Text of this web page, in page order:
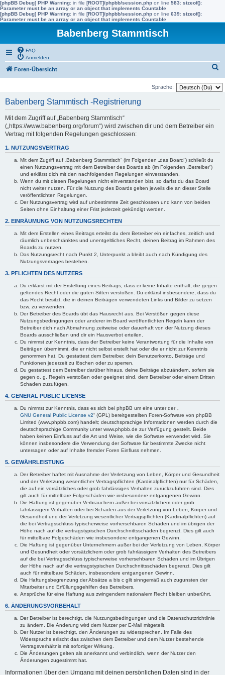
[phpBB Debug] PHP Warning: in file [ROOT]/phpbb/session.php on line 583: sizeof():
Parameter must be an array or an object that implements Countable
[phpBB Debug] PHP Warning: in file [ROOT]/phpbb/session.php on line 639: sizeof():
Parameter must be an array or an object that implements Countable
Babenberg Stammtisch
FAQ
Anmelden
Foren-Übersicht
c
Sprache:
Babenberg Stammtisch -Registrierung
Mit dem Zugriff auf „Babenberg Stammtisch“
(„https://www.babenberg.org/forum“) wird zwischen dir und dem Betreiber ein
Vertrag mit folgenden Regelungen geschlossen:
1. NUTZUNGSVERTRAG
Mit dem Zugriff auf „Babenberg Stammtisch“ (im Folgenden „das Board“) schließt du
einen Nutzungsvertrag mit dem Betreiber des Boards ab (im Folgenden „Betreiber“)
und erklärst dich mit den nachfolgenden Regelungen einverstanden.
Wenn du mit diesen Regelungen nicht einverstanden bist, so darfst du das Board
nicht weiter nutzen. Für die Nutzung des Boards gelten jeweils die an dieser Stelle
veröffentlichten Regelungen.
Der Nutzungsvertrag wird auf unbestimmte Zeit geschlossen und kann von beiden
Seiten ohne Einhaltung einer Frist jederzeit gekündigt werden.
2. EINRÄUMUNG VON NUTZUNGSRECHTEN
Mit dem Erstellen eines Beitrags erteilst du dem Betreiber ein einfaches, zeitlich und
räumlich unbeschränktes und unentgeltliches Recht, deinen Beitrag im Rahmen des
Boards zu nutzen.
Das Nutzungsrecht nach Punkt 2, Unterpunkt a bleibt auch nach Kündigung des
Nutzungsvertrages bestehen.
3. PFLICHTEN DES NUTZERS
Du erklärst mit der Erstellung eines Beitrags, dass er keine Inhalte enthält, die gegen
geltendes Recht oder die guten Sitten verstoßen. Du erklärst insbesondere, dass du
das Recht besitzt, die in deinen Beiträgen verwendeten Links und Bilder zu setzen
bzw. zu verwenden.
Der Betreiber des Boards übt das Hausrecht aus. Bei Verstößen gegen diese
Nutzungsbedingungen oder anderer im Board veröffentlichten Regeln kann der
Betreiber dich nach Abmahnung zeitweise oder dauerhaft von der Nutzung dieses
Boards ausschließen und dir ein Hausverbot erteilen.
Du nimmst zur Kenntnis, dass der Betreiber keine Verantwortung für die Inhalte von
Beiträgen übernimmt, die er nicht selbst erstellt hat oder die er nicht zur Kenntnis
genommen hat. Du gestattest dem Betreiber, dein Benutzerkonto, Beiträge und
Funktionen jederzeit zu löschen oder zu sperren.
Du gestattest dem Betreiber darüber hinaus, deine Beiträge abzuändern, sofern sie
gegen o. g. Regeln verstoßen oder geeignet sind, dem Betreiber oder einem Dritten
Schaden zuzufügen.
4. GENERAL PUBLIC LICENSE
Du nimmst zur Kenntnis, dass es sich bei phpBB um eine unter der „
GNU General Public License v2“ (GPL) bereitgestellten Foren-Software von phpBB
Limited (www.phpbb.com) handelt; deutschsprachige Informationen werden durch die
deutschsprachige Community unter www.phpbb.de zur Verfügung gestellt. Beide
haben keinen Einfluss auf die Art und Weise, wie die Software verwendet wird. Sie
können insbesondere die Verwendung der Software für bestimmte Zwecke nicht
untersagen oder auf Inhalte fremder Foren Einfluss nehmen.
5. GEWÄHRLEISTUNG
Der Betreiber haftet mit Ausnahme der Verletzung von Leben, Körper und Gesundheit
und der Verletzung wesentlicher Vertragspflichten (Kardinalpflichten) nur für Schäden,
die auf ein vorsätzliches oder grob fahrlässiges Verhalten zurückzuführen sind. Dies
gilt auch für mittelbare Folgeschäden wie insbesondere entgangenen Gewinn.
Die Haftung ist gegenüber Verbrauchern außer bei vorsätzlichem oder grob
fahrlässigem Verhalten oder bei Schäden aus der Verletzung von Leben, Körper und
Gesundheit und der Verletzung wesentlicher Vertragspflichten (Kardinalpflichten) auf
die bei Vertragsschluss typischerweise vorhersehbaren Schäden und im übrigen der
Höhe nach auf die vertragstypischen Durchschnittsschäden begrenzt. Dies gilt auch
für mittelbare Folgeschäden wie insbesondere entgangenen Gewinn.
Die Haftung ist gegenüber Unternehmern außer bei der Verletzung von Leben, Körper
und Gesundheit oder vorsätzlichem oder grob fahrlässigem Verhalten des Betreibers
auf die bei Vertragsschluss typischerweise vorhersehbaren Schäden und im Übrigen
der Höhe nach auf die vertragstypischen Durchschnittsschäden begrenzt. Dies gilt
auch für mittelbare Schäden, insbesondere entgangenen Gewinn.
Die Haftungsbegrenzung der Absätze a bis c gilt sinngemäß auch zugunsten der
Mitarbeiter und Erfüllungsgehilfen des Betreibers.
Ansprüche für eine Haftung aus zwingendem nationalem Recht bleiben unberührt.
6. ÄNDERUNGSVORBEHALT
Der Betreiber ist berechtigt, die Nutzungsbedingungen und die Datenschutzrichtlinie
zu ändern. Die Änderung wird dem Nutzer per E-Mail mitgeteilt.
Der Nutzer ist berechtigt, den Änderungen zu widersprechen. Im Falle des
Widerspruchs erlischt das zwischen dem Betreiber und dem Nutzer bestehende
Vertragsverhältnis mit sofortiger Wirkung.
Die Änderungen gelten als anerkannt und verbindlich, wenn der Nutzer den
Änderungen zugestimmt hat.
Informationen über den Umgang mit deinen persönlichen Daten sind in der